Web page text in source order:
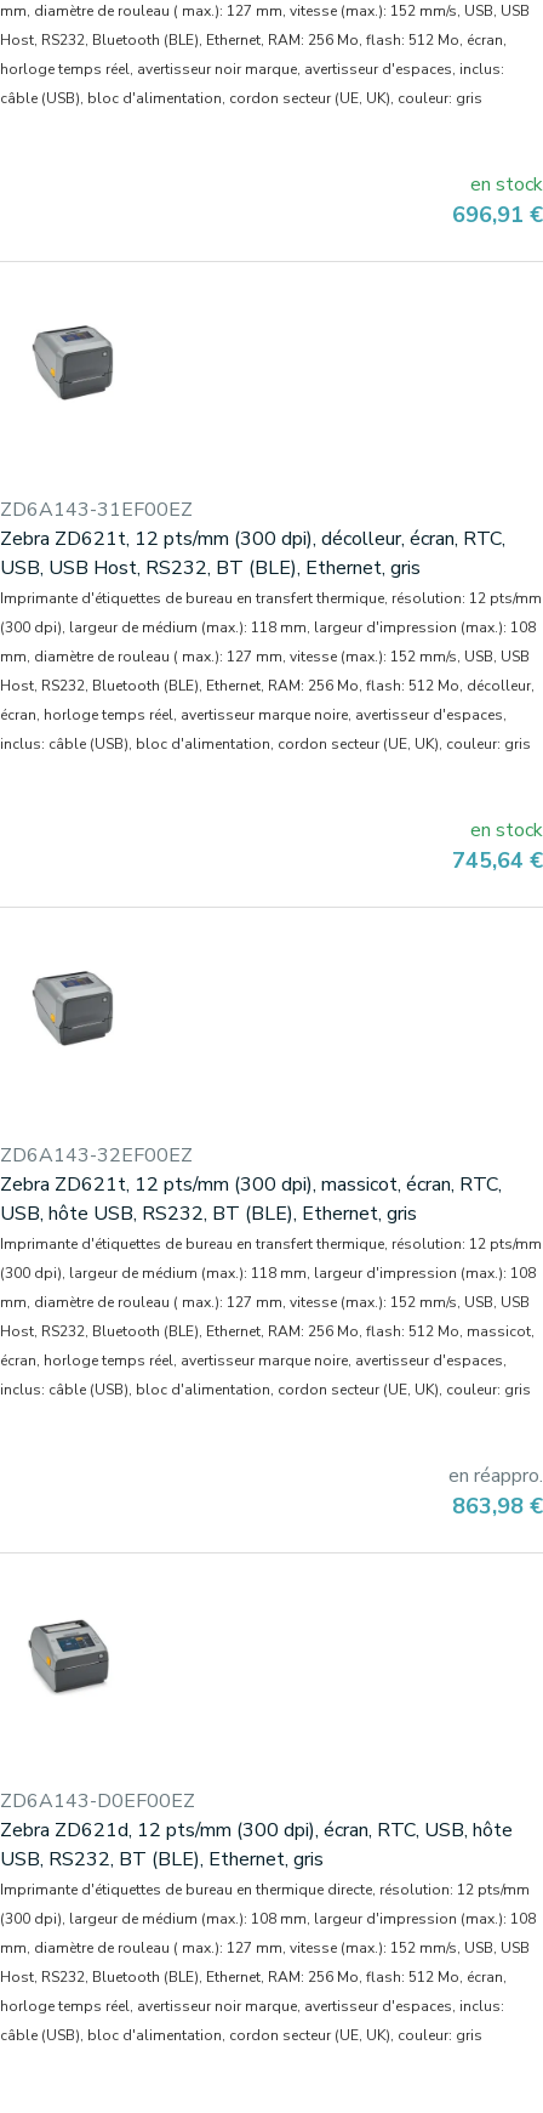
mm, diamètre de rouleau ( max.): 127 mm, vitesse (max.): 152 mm/s, USB, USB
Host, RS232, Bluetooth (BLE), Ethernet, RAM: 256 Mo, flash: 512 Mo, écran,
horloge temps réel, avertisseur noir marque, avertisseur d'espaces, inclus:
câble (USB), bloc d'alimentation, cordon secteur (UE, UK), couleur: gris
en stock
Prix
696,91 €
ZD6A143-31EF00EZ
Zebra ZD621t, 12 pts/mm (300 dpi), décolleur, écran, RTC,
USB, USB Host, RS232, BT (BLE), Ethernet, gris
Imprimante d'étiquettes de bureau en transfert thermique, résolution: 12 pts/mm
(300 dpi), largeur de médium (max.): 118 mm, largeur d'impression (max.): 108
mm, diamètre de rouleau ( max.): 127 mm, vitesse (max.): 152 mm/s, USB, USB
Host, RS232, Bluetooth (BLE), Ethernet, RAM: 256 Mo, flash: 512 Mo, décolleur,
écran, horloge temps réel, avertisseur marque noire, avertisseur d'espaces,
inclus: câble (USB), bloc d'alimentation, cordon secteur (UE, UK), couleur: gris
en stock
Prix
745,64 €
ZD6A143-32EF00EZ
Zebra ZD621t, 12 pts/mm (300 dpi), massicot, écran, RTC,
USB, hôte USB, RS232, BT (BLE), Ethernet, gris
Imprimante d'étiquettes de bureau en transfert thermique, résolution: 12 pts/mm
(300 dpi), largeur de médium (max.): 118 mm, largeur d'impression (max.): 108
mm, diamètre de rouleau ( max.): 127 mm, vitesse (max.): 152 mm/s, USB, USB
Host, RS232, Bluetooth (BLE), Ethernet, RAM: 256 Mo, flash: 512 Mo, massicot,
écran, horloge temps réel, avertisseur marque noire, avertisseur d'espaces,
inclus: câble (USB), bloc d'alimentation, cordon secteur (UE, UK), couleur: gris
en réappro.
Prix
863,98 €
ZD6A143-D0EF00EZ
Zebra ZD621d, 12 pts/mm (300 dpi), écran, RTC, USB, hôte
USB, RS232, BT (BLE), Ethernet, gris
Imprimante d'étiquettes de bureau en thermique directe, résolution: 12 pts/mm
(300 dpi), largeur de médium (max.): 108 mm, largeur d'impression (max.): 108
mm, diamètre de rouleau ( max.): 127 mm, vitesse (max.): 152 mm/s, USB, USB
Host, RS232, Bluetooth (BLE), Ethernet, RAM: 256 Mo, flash: 512 Mo, écran,
horloge temps réel, avertisseur noir marque, avertisseur d'espaces, inclus:
câble (USB), bloc d'alimentation, cordon secteur (UE, UK), couleur: gris